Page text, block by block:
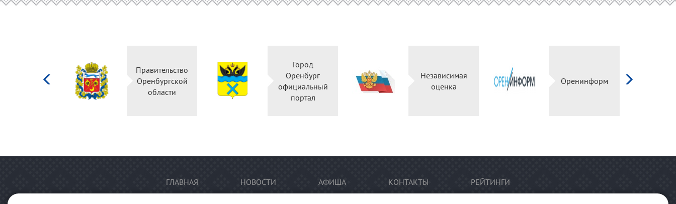
Правительство
Оренбургской
области
Город
Оренбург
официальный
портал
Независимая
оценка
Оренинформ
ГЛАВНАЯ НОВОСТИ АФИША КОНТАКТЫ РЕЙТИНГИ